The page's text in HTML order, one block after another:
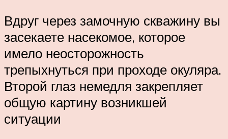
Вдруг через замочную скважину вы
засекаете насекомое, которое
имело неосторожность
трепыхнуться при проходе окуляра.
Второй глаз немедля закрепляет
общую картину возникшей
ситуации